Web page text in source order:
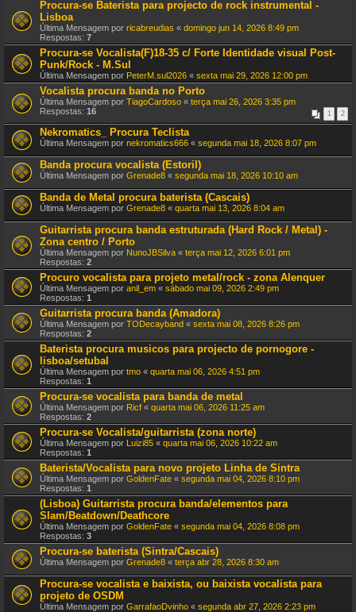
Procura-se Baterista para projecto de rock instrumental -
Lisboa
Última Mensagem por ricabreudias « domingo jun 14, 2026 8:49 pm
Respostas: 7
Procura-se Vocalista(F)18-35 c/ Forte Identidade visual Post-
Punk/Rock - M.Sul
Última Mensagem por PeterM.sul2026 « sexta mai 29, 2026 12:00 pm
Vocalista procura banda no Porto
Última Mensagem por TiagoCardoso « terça mai 26, 2026 3:35 pm
Respostas: 16 1 2
Nekromatics_ Procura Teclista
Última Mensagem por nekromatics666 « segunda mai 18, 2026 8:07 pm
Banda procura vocalista (Estoril)
Última Mensagem por Grenade8 « segunda mai 18, 2026 10:10 am
Banda de Metal procura baterista (Cascais)
Última Mensagem por Grenade8 « quarta mai 13, 2026 8:04 am
Guitarrista procura banda estruturada (Hard Rock / Metal) -
Zona centro / Porto
Última Mensagem por NunoJBSilva « terça mai 12, 2026 6:01 pm
Respostas: 2
Procuro vocalista para projeto metal/rock - zona Alenquer
Última Mensagem por anil_em « sábado mai 09, 2026 2:49 pm
Respostas: 1
Guitarrista procura banda (Amadora)
Última Mensagem por TODecayband « sexta mai 08, 2026 8:26 pm
Respostas: 2
Baterista procura musicos para projecto de pornogore -
lisboa/setubal
Última Mensagem por tmo « quarta mai 06, 2026 4:51 pm
Respostas: 1
Procura-se vocalista para banda de metal
Última Mensagem por Ricf « quarta mai 06, 2026 11:25 am
Respostas: 2
Procura-se Vocalista/guitarrista (zona norte)
Última Mensagem por Luizi85 « quarta mai 06, 2026 10:22 am
Respostas: 1
Baterista/Vocalista para novo projeto Linha de Sintra
Última Mensagem por GoldenFate « segunda mai 04, 2026 8:10 pm
Respostas: 1
(Lisboa) Guitarrista procura banda/elementos para
Slam/Beatdown/Deathcore
Última Mensagem por GoldenFate « segunda mai 04, 2026 8:08 pm
Respostas: 3
Procura-se baterista (Sintra/Cascais)
Última Mensagem por Grenade8 « terça abr 28, 2026 8:30 am
Procura-se vocalista e baixista, ou baixista vocalista para
projeto de OSDM
Última Mensagem por GarrafaoDvinho « segunda abr 27, 2026 2:23 pm